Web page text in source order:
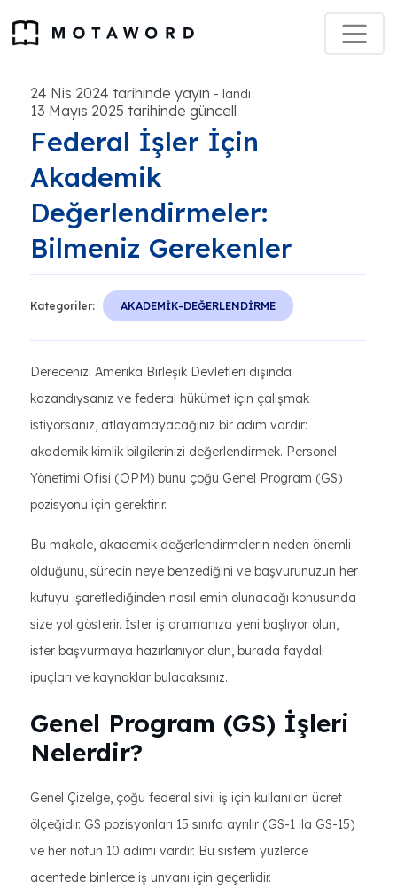
24 Nis 2024 tarihinde yayın - landı
13 Mayıs 2025 tarihinde güncell
Federal İşler İçin
Akademik
Değerlendirmeler:
Bilmeniz Gerekenler
Kategoriler: AKADEMİK-DEĞERLENDİRME
Derecenizi Amerika Birleşik Devletleri dışında
kazandıysanız ve federal hükümet için çalışmak
istiyorsanız, atlayamayacağınız bir adım vardır:
akademik kimlik bilgilerinizi değerlendirmek. Personel
Yönetimi Ofisi (OPM) bunu çoğu Genel Program (GS)
pozisyonu için gerektirir.
Bu makale, akademik değerlendirmelerin neden önemli
olduğunu, sürecin neye benzediğini ve başvurunuzun her
kutuyu işaretlediğinden nasıl emin olunacağı konusunda
size yol gösterir. İster iş aramanıza yeni başlıyor olun,
ister başvurmaya hazırlanıyor olun, burada faydalı
ipuçları ve kaynaklar bulacaksınız.
Genel Program (GS) İşleri
Nelerdir?
Genel Çizelge, çoğu federal sivil iş için kullanılan ücret
ölçeğidir. GS pozisyonları 15 sınıfa ayrılır (GS-1 ila GS-15)
ve her notun 10 adımı vardır. Bu sistem yüzlerce
acentede binlerce iş unvanı için geçerlidir.